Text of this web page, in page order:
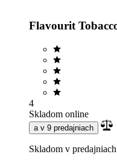
Flavourit
4
Skladom online
a v 9 predajniach
Skladom v predajniach